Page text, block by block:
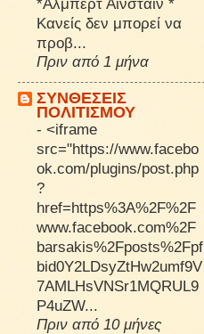
Κανείς δεν μπορεί να
προβ...
Πριν από 1 μήνα
ΣΥΝΘΕΣΕΙΣ
ΠΟΛΙΤΙΣΜΟΥ
- <iframe
src="https://www.facebo
ok.com/plugins/post.php
?
href=https%3A%2F%2F
www.facebook.com%2F
barsakis%2Fposts%2Fpf
bid0Y2LDsyZtHw2umf9V
7AMLHsVNSr1MQRUL9
P4uZW...
Πριν από 10 μήνες